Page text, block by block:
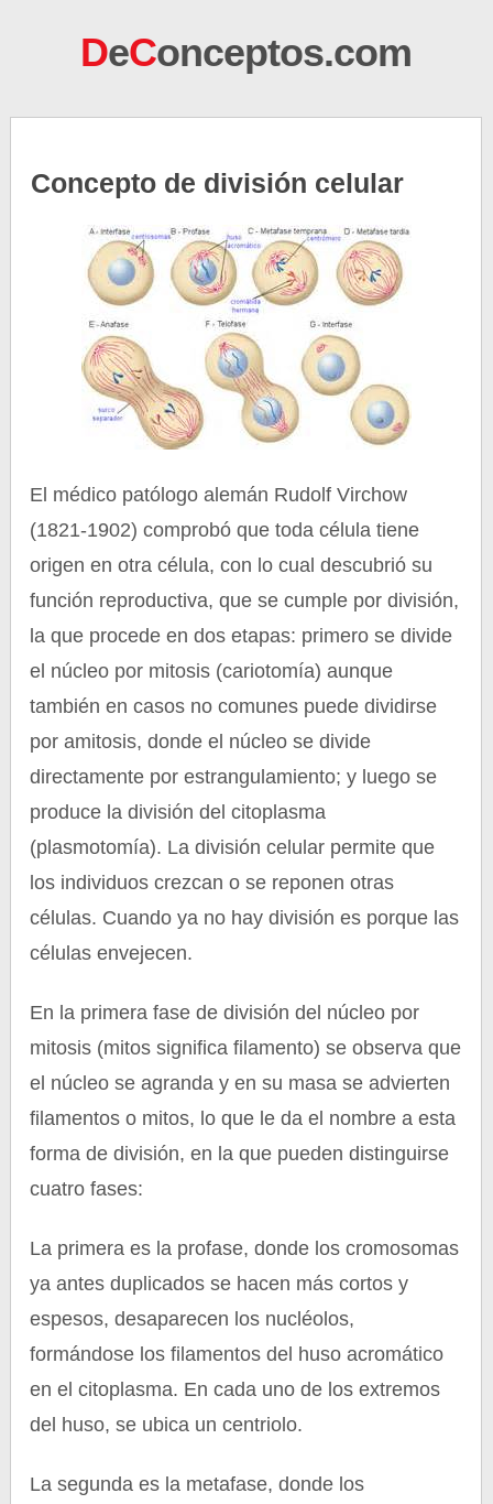
DeConceptos.com
Concepto de división celular
El médico patólogo alemán Rudolf Virchow
(1821-1902) comprobó que toda célula tiene
origen en otra célula, con lo cual descubrió su
función reproductiva, que se cumple por división,
la que procede en dos etapas: primero se divide
el núcleo por mitosis (cariotomía) aunque
también en casos no comunes puede dividirse
por amitosis, donde el núcleo se divide
directamente por estrangulamiento; y luego se
produce la división del citoplasma
(plasmotomía). La división celular permite que
los individuos crezcan o se reponen otras
células. Cuando ya no hay división es porque las
células envejecen.
En la primera fase de división del núcleo por
mitosis (mitos significa filamento) se observa que
el núcleo se agranda y en su masa se advierten
filamentos o mitos, lo que le da el nombre a esta
forma de división, en la que pueden distinguirse
cuatro fases:
La primera es la profase, donde los cromosomas
ya antes duplicados se hacen más cortos y
espesos, desaparecen los nucléolos,
formándose los filamentos del huso acromático
en el citoplasma. En cada uno de los extremos
del huso, se ubica un centriolo.
La segunda es la metafase, donde los